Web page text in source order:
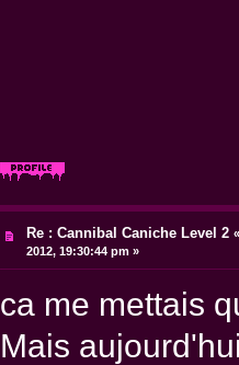
Re : Cannibal Caniche Level 2
2012, 19:30:44 pm »
ca me mettais
Mais